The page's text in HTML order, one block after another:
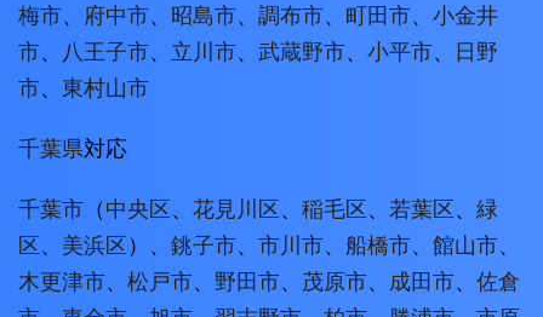
梅市、 府中市、 昭島市、 調布市、 町田市、 小金井
市、 八王子市、 立川市、 武蔵野市、 小平市、 日野
市、 東村山市
千葉県対応
千葉市 （中央区、 花見川区、 稲毛区、 若葉区、 緑
区、 美浜区）、 銚子市、 市川市、 船橋市、 館山市、
木更津市、 松戸市、 野田市、 茂原市、 成田市、 佐倉